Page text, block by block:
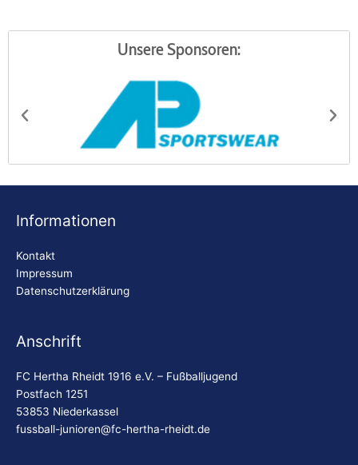
Unsere Sponsoren:
AP Sportswear
Informationen
Kontakt
Impressum
Datenschutzerklärung
Anschrift
FC Hertha Rheidt 1916 e.V. – Fußballjugend
Postfach 1251
53853 Niederkassel
fussball-junioren@fc-hertha-rheidt.de